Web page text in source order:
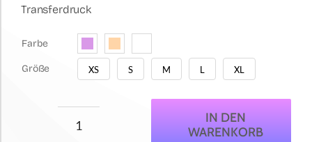
Transferdruck
Farbe
Größe XS S M L XL
Bass
IN DEN
WARENKORB